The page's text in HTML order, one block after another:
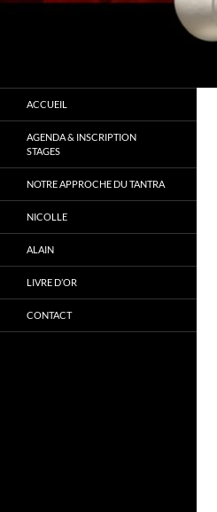
vous connaitre"
ACCUEIL
AGENDA & INSCRIPTION
STAGES
NOTRE APPROCHE DU TANTRA
NICOLLE
ALAIN
LIVRE D’OR
CONTACT